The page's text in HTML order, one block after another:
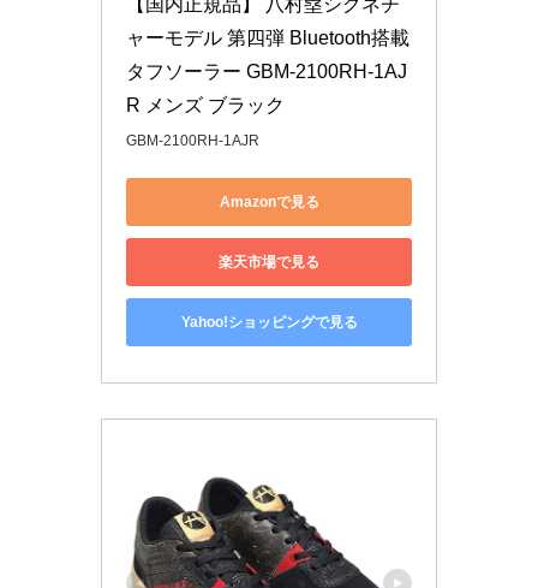
【国内正規品】 八村塁シグネチ
ャーモデル 第四弾 Bluetooth搭載
タフソーラー GBM-2100RH-1AJ
R メンズ ブラック
GBM-2100RH-1AJR
Amazonで見る
楽天市場で見る
Yahoo!ショッピングで見る